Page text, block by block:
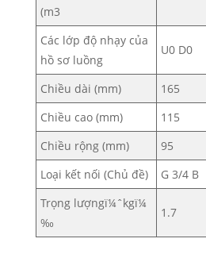
(m3
Các lớp độ nhạy của
hồ sơ luồng
U0 D0
Chiều dài (mm) 165
Chiều cao (mm)
115
Chiều rộng (mm)
95
Loại kết nối (Chủ đề)
G 3/4 B
Trọng lượngï¼ˆkgï¼
‰
1.7